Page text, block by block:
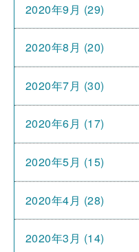
2020年9月 (29)
2020年8月 (20)
2020年7月 (30)
2020年6月 (17)
2020年5月 (15)
2020年4月 (28)
2020年3月 (14)